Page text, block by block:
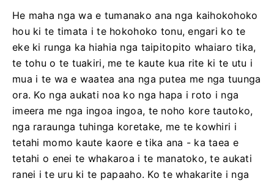
He maha nga wa e tumanako ana nga kaihokohoko
hou ki te timata i te hokohoko tonu, engari ko te
eke ki runga ka hiahia nga taipitopito whaiaro tika,
te tohu o te tuakiri, me te kaute kua rite ki te utu i
mua i te wa e waatea ana nga putea me nga tuunga
ora. Ko nga aukati noa ko nga hapa i roto i nga
imeera me nga ingoa ingoa, te noho kore tautoko,
nga raraunga tuhinga koretake, me te kowhiri i
tetahi momo kaute kaore e tika ana - ka taea e
tetahi o enei te whakaroa i te manatoko, te aukati
ranei i te uru ki te papaaho. Ko te whakarite i nga